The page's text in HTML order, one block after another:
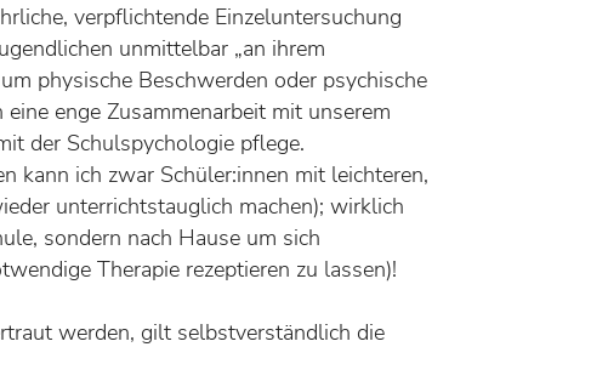
verpflichtende Einzeluntersuchung
unmittelbar „an ihrem
physische Beschwerden oder psychische
enge Zusammenarbeit mit unserem
der Schulspychologie pflege.
kann ich zwar Schüler:innen mit leichteren,
unterrichtstauglich machen); wirklich
sondern nach Hause um sich
Therapie rezeptieren zu lassen)!
werden, gilt selbstverständlich die